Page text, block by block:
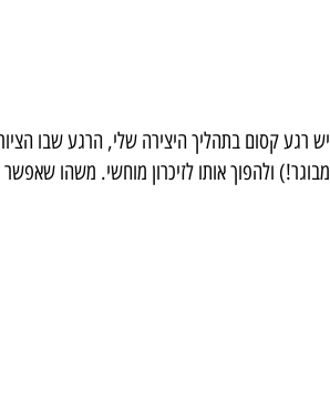
יש רגע קסום בתהליך היצירה שלי, הרגע שבו
מבוגר!) ולהפוך אותו לזיכרון מוחשי. משהו